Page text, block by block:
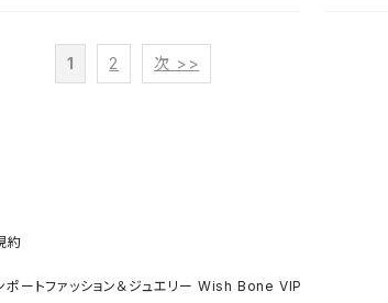
1 2 次 >>
約
ートファッション＆ジュエリー Wish Bone VIP